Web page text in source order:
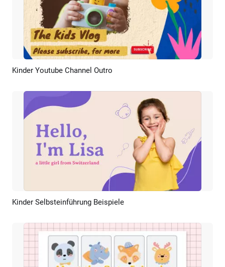
Vorschau
Kinder Youtube Channel Outro
Vorschau KI Erstellen
Kinder Selbsteinführung Beispiele